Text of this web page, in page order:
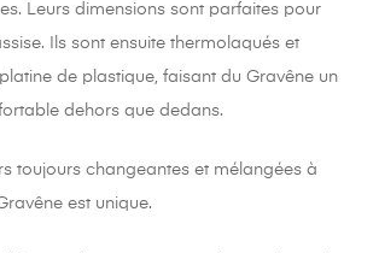
Leurs dimensions sont parfaites pour
Ils sont ensuite thermolaqués et
de plastique, faisant du Gravêne un
dehors que dedans.
toujours changeantes et mélangées à
est unique.